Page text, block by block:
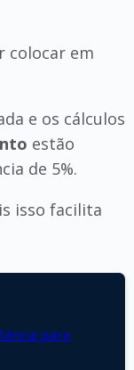
colocar em
e os cálculos
estão
de 5%.
isso facilita
para